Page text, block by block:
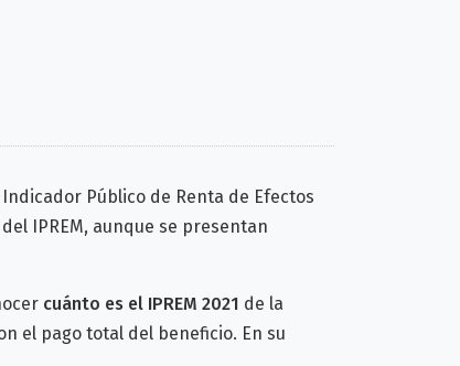
Público de Renta de Efectos
IPREM, aunque se presentan
cuánto es el IPREM 2021 de la
el pago total del beneficio. En su